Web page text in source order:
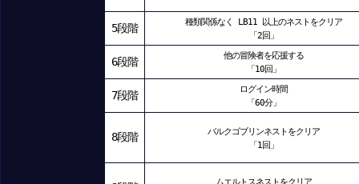
5段階
種類関係なく LB11 以上のネストをクリア
「2回」
6段階
他の冒険者を応援する
「10回」
7段階
ログイン時間
「60分」
8段階
バルクゴブリンネストをクリア
「1回」